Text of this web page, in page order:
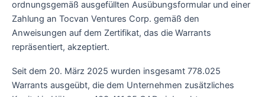
ordnungsgemäß ausgefüllten Ausübungsformular und einer
Zahlung an Tocvan Ventures Corp. gemäß den
Anweisungen auf dem Zertifikat, das die Warrants
repräsentiert, akzeptiert.
Seit dem 20. März 2025 wurden insgesamt 778.025
Warrants ausgeübt, die dem Unternehmen zusätzliches